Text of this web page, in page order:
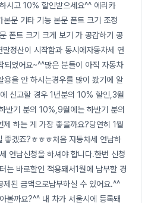
시고 10% 할인받으세요^^ 에리카
문 기타 기능 본문 폰트 크기 조정
폰트 크기 크게 보기 가 공감하기 공
정산이 시작함과 동시에자동차세 연
되었어요~^^많은 분들이 아직 자동차
용을 안 하시는경우를 많이 봤기에 알
신고할 경우 1년분의 10% 할인,3월
반기 분의 10%,9월에는 하반기 분의
하는 게 가장 좋을까요?당연히 1월
좋겠죠?ㅎㅎㅎ처음 자동차세 연납하
연납신청을 하셔야 합니다.한번 신청
는 바로할인 적용돼서1월에 납부할 경
된 금액으로납부하실 수 있어요.^^
볼까요?^^ 내 차가 서울시에 등록돼